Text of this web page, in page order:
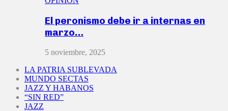
El peronismo debe ir a internas en
marzo…
5 noviembre, 2025
LA PATRIA SUBLEVADA
MUNDO SECTAS
JAZZ Y HABANOS
“SIN RED”
JAZZ